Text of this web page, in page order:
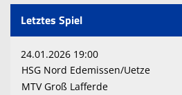
Letztes Spiel
24.01.2026 19:00
HSG Nord Edemissen/Uetze
MTV Groß Lafferde